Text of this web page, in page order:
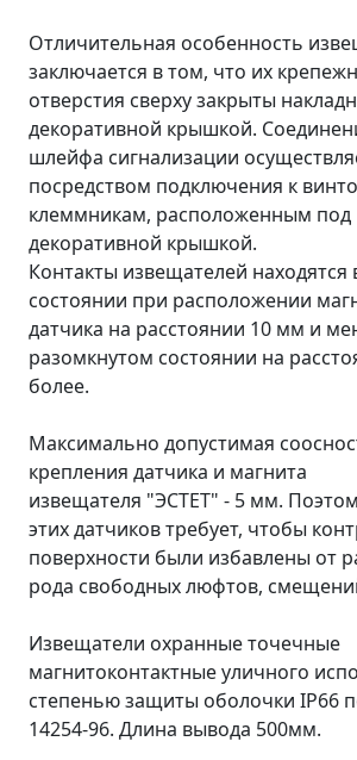
Отличительная особенность
заключается в том, что их
отверстия сверху закрыты
декоративной крышкой.
шлейфа сигнализации
посредством подключения к
клеммникам, расположенным под
декоративной крышкой.
Контакты извещателей находятся
состоянии при расположении
датчика на расстоянии 10 мм и
разомкнутом состоянии на
более.
Максимально допустимая
крепления датчика и магнита
извещателя "ЭСТЕТ" - 5 мм.
этих датчиков требует, чтобы
поверхности были избавлены от
рода свободных люфтов,
Извещатели охранные точечные
магнитоконтактные уличного
степенью защиты оболочки IP66
14254-96. Длина вывода 500мм.